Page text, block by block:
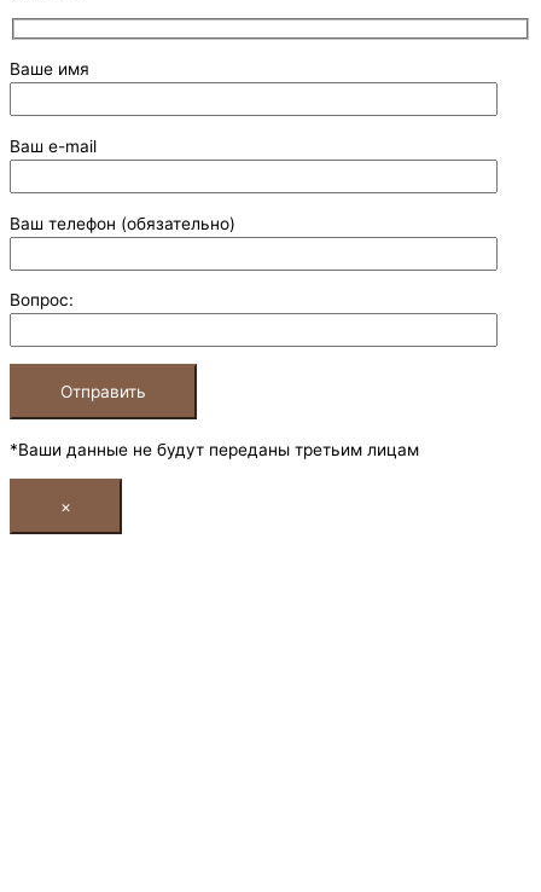
Ваше имя
Ваш e-mail
Ваш телефон (обязательно)
Вопрос:
*Ваши данные не будут переданы третьим лицам
×